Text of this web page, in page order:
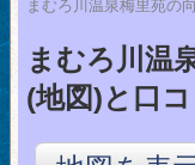
まむろ川温泉梅里苑の
まむろ川温
(地図)と口コ